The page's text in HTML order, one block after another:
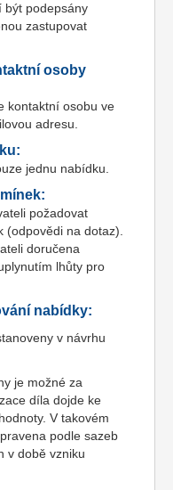
být podepsány
zastupovat
osoby
kontaktní osobu ve
adresu.
jednu nabídku.
požadovat
na dotaz).
doručena
lhůty pro
nabídky:
v návrhu
je možné za
díla dojde ke
V takovém
podle sazeb
v době vzniku